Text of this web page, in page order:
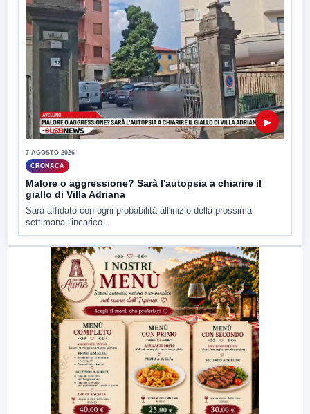
▶
7 AGOSTO 2026
CRONACA
Malore o aggressione? Sarà l'autopsia a chiarire il
giallo di Villa Adriana
Sarà affidato con ogni probabilità all'inizio della prossima
settimana l'incarico...